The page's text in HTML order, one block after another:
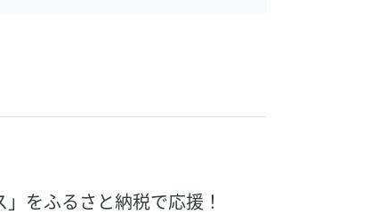
をふるさと納税で応援！